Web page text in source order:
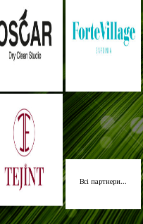
Всі партнери...